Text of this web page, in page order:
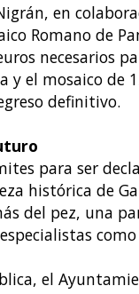
en
Romano de
necesarios
y el mosaico de
definitivo.
para ser
histórica de
del pez, una
el